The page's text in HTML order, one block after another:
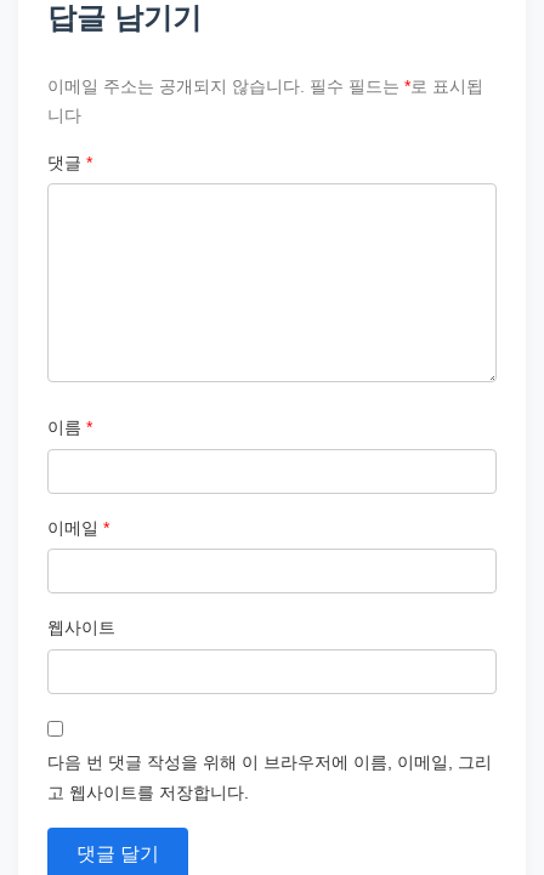
답글 남기기
이메일 주소는 공개되지 않습니다. 필수 필드는 *로 표시됩
니다
댓글 *
이름 *
이메일 *
웹사이트
다음 번 댓글 작성을 위해 이 브라우저에 이름, 이메일, 그리
고 웹사이트를 저장합니다.